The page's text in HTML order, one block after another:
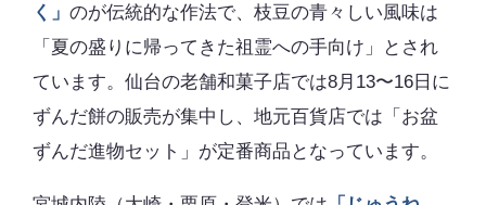
く」 のが伝統的な作法で、枝豆の青々しい風味は
「夏の盛りに帰ってきた祖霊への手向け」とされ
ています。仙台の老舗和菓子店では8月13〜16日に
ずんだ餅の販売が集中し、地元百貨店では「お盆
ずんだ進物セット」が定番商品となっています。